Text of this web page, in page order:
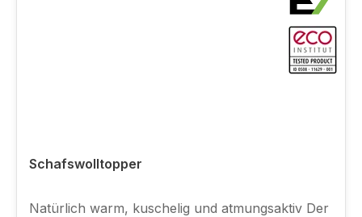
hart empfinden und ein flauschiges, weiches
Schafswolltopper
Natürlich warm, kuschelig und atmungsaktiv Der